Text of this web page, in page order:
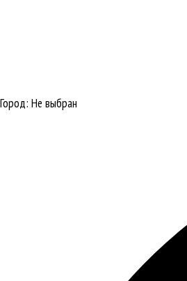
Город: Не выбран